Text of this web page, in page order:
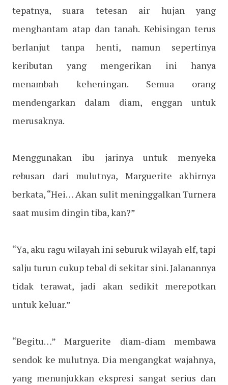
tepatnya, suara tetesan air hujan yang
menghantam atap dan tanah. Kebisingan terus
berlanjut tanpa henti, namun sepertinya
keributan yang mengerikan ini hanya
menambah keheningan. Semua orang
mendengarkan dalam diam, enggan untuk
merusaknya.
Menggunakan ibu jarinya untuk menyeka
rebusan dari mulutnya, Marguerite akhirnya
berkata, “Hei… Akan sulit meninggalkan Turnera
saat musim dingin tiba, kan?”
“Ya, aku ragu wilayah ini seburuk wilayah elf, tapi
salju turun cukup tebal di sekitar sini. Jalanannya
tidak terawat, jadi akan sedikit merepotkan
untuk keluar.”
“Begitu…” Marguerite diam-diam membawa
sendok ke mulutnya. Dia mengangkat wajahnya,
yang menunjukkan ekspresi sangat serius dan